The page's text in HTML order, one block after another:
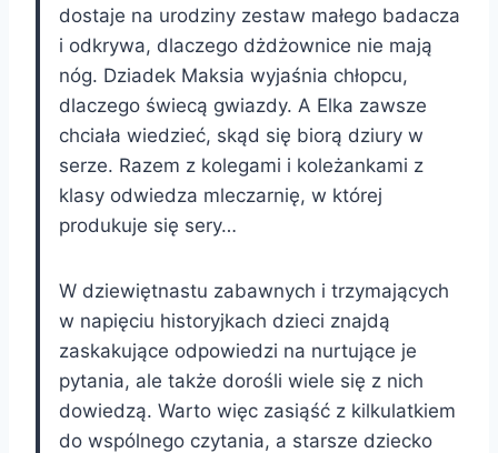
dostaje na urodziny zestaw małego badacza
i odkrywa, dlaczego dżdżownice nie mają
nóg. Dziadek Maksia wyjaśnia chłopcu,
dlaczego świecą gwiazdy. A Elka zawsze
chciała wiedzieć, skąd się biorą dziury w
serze. Razem z kolegami i koleżankami z
klasy odwiedza mleczarnię, w której
produkuje się sery…
W dziewiętnastu zabawnych i trzymających
w napięciu historyjkach dzieci znajdą
zaskakujące odpowiedzi na nurtujące je
pytania, ale także dorośli wiele się z nich
dowiedzą. Warto więc zasiąść z kilkulatkiem
do wspólnego czytania, a starsze dziecko